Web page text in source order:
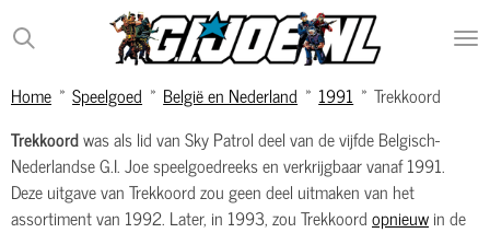
Ga
direct
de
Home » Speelgoed » België en Nederland » 1991 » Trekkoord
Trekkoordwas als lid van Sky Patrol deel van de vijfde Belgisch-
Nederlandse G.I. Joe speelgoedreeks en verkrijgbaar vanaf 1991.
Deze uitgave van Trekkoord zou geen deel uitmaken van het
assortiment van 1992. Later, in 1993, zou Trekkoordopnieuwin de